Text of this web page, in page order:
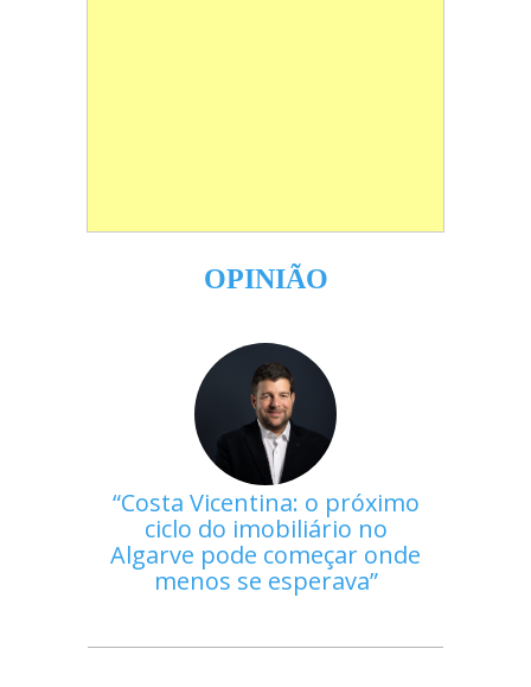
OPINIÃO
Costa Vicentina: o próximo
ciclo do imobiliário no
Algarve pode começar onde
menos se esperava